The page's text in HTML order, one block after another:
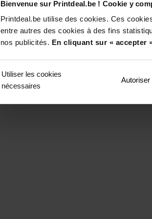
Bienvenue sur Printdeal.be ! Cookie y
Printdeal.be utilise des cookies. Ces
entre autres des cookies à des fins
nos publicités. En cliquant sur « accepter
Utiliser les cookies
nécessaires
Autoriser